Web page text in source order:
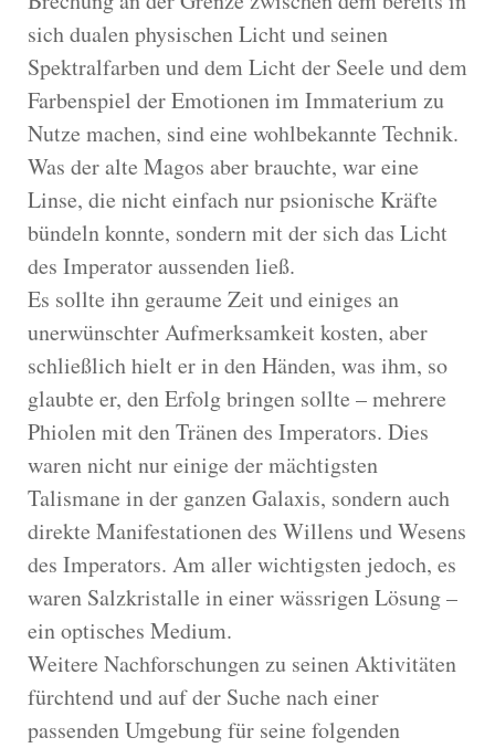
sich dualen physischen Licht und seinen
Spektralfarben und dem Licht der Seele und dem
Farbenspiel der Emotionen im Immaterium zu
Nutze machen, sind eine wohlbekannte Technik.
Was der alte Magos aber brauchte, war eine
Linse, die nicht einfach nur psionische Kräfte
bündeln konnte, sondern mit der sich das Licht
des Imperator aussenden ließ.
Es sollte ihn geraume Zeit und einiges an
unerwünschter Aufmerksamkeit kosten, aber
schließlich hielt er in den Händen, was ihm, so
glaubte er, den Erfolg bringen sollte – mehrere
Phiolen mit den Tränen des Imperators. Dies
waren nicht nur einige der mächtigsten
Talismane in der ganzen Galaxis, sondern auch
direkte Manifestationen des Willens und Wesens
des Imperators. Am aller wichtigsten jedoch, es
waren Salzkristalle in einer wässrigen Lösung –
ein optisches Medium.
Weitere Nachforschungen zu seinen Aktivitäten
fürchtend und auf der Suche nach einer
passenden Umgebung für seine folgenden